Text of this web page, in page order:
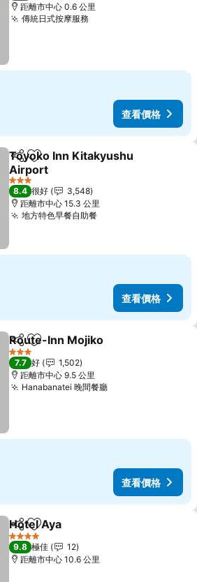
距離市中心 0.6 公里
傳統日式按摩服務
查看價格
分享 放到收藏夾
Toyoko Inn Kitakyushu
Airport
3 星級
8.4 很好
3,548
距離市中心 15.3 公里
地方特色早餐自助餐
查看價格
分享 放到收藏夾
Route-Inn Mojiko
3 星級
7.7 好
1,502
距離市中心 9.5 公里
Hanabanatei 晚間餐廳
查看價格
分享 放到收藏夾
Hotel Aya
4 星級
9.8 極佳
12
距離市中心 10.6 公里